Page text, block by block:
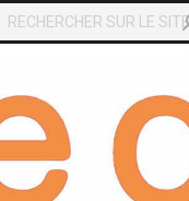
RECHERCHE
KIOSQUE EN LIGNE